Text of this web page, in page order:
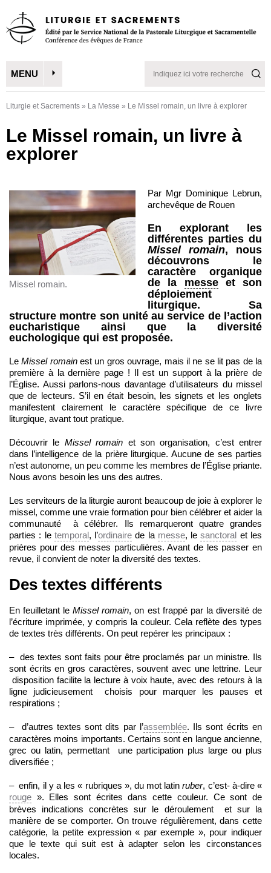
MENU
Liturgie et Sacrements » La Messe » Le Missel romain, un livre à explorer
Le Missel romain, un livre à
explorer
Missel romain.
Par Mgr Dominique Lebrun,
archevêque de Rouen
En explorant les
différentes parties du
Missel romain, nous
découvrons le
caractère organique
de la messeet son
déploiement
liturgique. Sa
structure montre son unité au service de l’action
eucharistique ainsi que la diversité
euchologique qui est proposée.
LeMissel romainest un gros ouvrage, mais il ne se lit pas de la
première à la dernière page ! Il est un support à la prière de
l’Église. Aussi parlons-nous davantage d’utilisateurs du missel
que de lecteurs. S’il en était besoin, les signets et les onglets
manifestent clairement le caractère spécifique de ce livre
liturgique, avant tout pratique.
Découvrir le Missel romain et son organisation, c’est entrer
dans l’intelligence de la prière liturgique. Aucune de ses parties
n’est autonome, un peu comme les membres de l’Église priante.
Nous avons besoin les uns des autres.
Les serviteurs de la liturgie auront beaucoup de joie à explorer le
missel, comme une vraie formation pour bien célébrer et aider la
communauté à célébrer. Ils remarqueront quatre grandes
parties : le temporal, l’ordinaire de la messe, lesanctoral et les
prières pour des messes particulières. Avant de les passer en
revue, il convient de noter la diversité des textes.
Des textes différents
En feuilletant leMissel romain, on est frappé par la diversité de
l’écriture imprimée, y compris la couleur. Cela reflète des types
de textes très différents. On peut repérer les principaux :
– des textes sont faits pour être proclamés par un ministre. Ils
sont écrits en gros caractères, souvent avec une lettrine. Leur
disposition facilite la lecture à voix haute, avec des retours à la
ligne judicieusement choisis pour marquer les pauses et
respirations ;
– d’autres textes sont dits par l’assemblée. Ils sont écrits en
caractères moins importants. Certains sont en langue ancienne,
grec ou latin, permettant une participation plus large ou plus
diversifiée ;
– enfin, il y a les « rubriques », du mot latinruber, c’est- à-dire «
rouge ». Elles sont écrites dans cette couleur. Ce sont de
brèves indications concrètes sur le déroulement et sur la
manière de se comporter. On trouve régulièrement, dans cette
catégorie, la petite expression « par exemple », pour indiquer
que le texte qui suit est à adapter selon les circonstances
locales.